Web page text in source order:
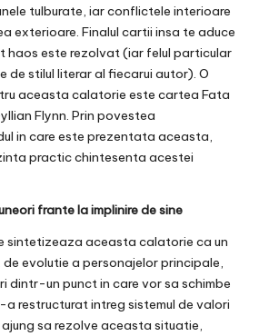
tulburate, iar conflictele interioare
exterioare. Finalul cartii insa te aduce
haos este rezolvat (iar felul particular
de stilul literar al fiecarui autor). O
aceasta calatorie este cartea Fata
Flynn. Prin povestea
in care este prezentata aceasta,
practic chintesenta acestei
frante la implinire de sine
sintetizeaza aceasta calatorie ca un
de evolutie a personajelor principale,
dintr-un punct in care vor sa schimbe
a restructurat intreg sistemul de valori
sa rezolve aceasta situatie,